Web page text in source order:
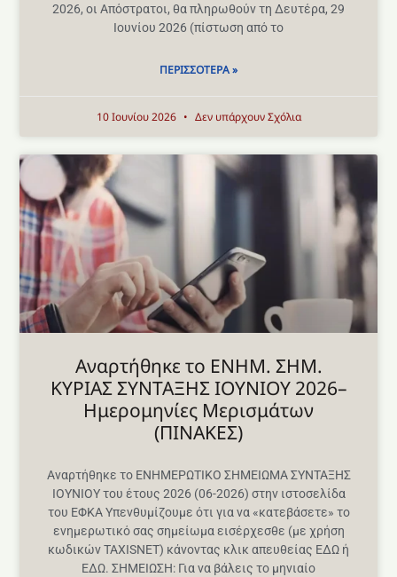
2026, οι Απόστρατοι, θα πληρωθούν τη Δευτέρα, 29
Ιουνίου 2026 (πίστωση από το
ΠΕΡΙΣΣΌΤΕΡΑ »
10 Ιουνίου 2026 Δεν υπάρχουν Σχόλια
Aναρτήθηκε το ENHM. ΣΗΜ.
ΚΥΡΙΑΣ ΣΥΝΤΑΞΗΣ ΙΟΥΝΙΟΥ 2026–
Ημερομηνίες Μερισμάτων
(ΠΙΝΑΚΕΣ)
Αναρτήθηκε το ΕΝΗΜΕΡΩΤΙΚΟ ΣΗΜΕΙΩΜΑ ΣΥΝΤΑΞΗΣ
ΙΟΥΝΙΟΥ του έτους 2026 (06-2026) στην ιστοσελίδα
του ΕΦΚΑ Υπενθυμίζουμε ότι για να «κατεβάσετε» το
ενημερωτικό σας σημείωμα εισέρχεσθε (με χρήση
κωδικών TAXISNET) κάνοντας κλικ απευθείας ΕΔΩ ή
ΕΔΩ. ΣΗΜΕΙΩΣΗ: Για να βάλεις το μηνιαίο